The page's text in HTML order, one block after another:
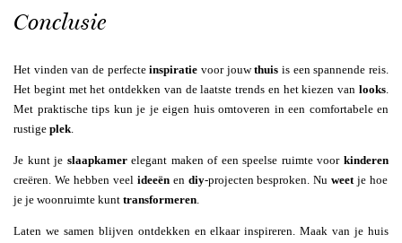
Conclusie
Het vinden van de perfecteinspiratie voor jouwthuis is een spannende reis.
Het begint met het ontdekken van de laatste trends en het kiezen van looks.
Met praktische tips kun je je eigen huis omtoveren in een comfortabele en
rustige plek.
Je kunt je slaapkamerelegant maken of een speelse ruimte voorkinderen
creëren. We hebben veel ideeënen diy-projecten besproken. Nuweetje hoe
je je woonruimte kunt transformeren.
Laten we samen blijven ontdekken en elkaar inspireren. Maak van je huis